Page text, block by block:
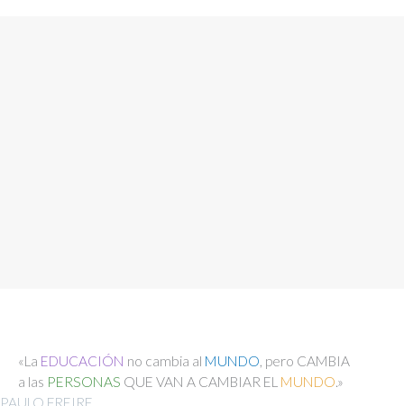
«La EDUCACIÓN no cambia al MUNDO, pero CAMBIA
a las PERSONAS QUE VAN A CAMBIAR EL MUNDO.»
PAULO FREIRE